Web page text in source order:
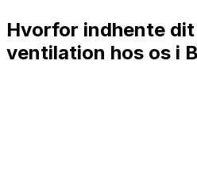
Hvorfor indhente
ventilation hos os i